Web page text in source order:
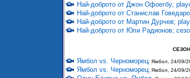
Най-доброто от Джон Офоегбу;
Най-доброто от Станислав
Най-доброто от Мартин Дурчев;
Най-доброто от Юли Радионов;
СЕЗОН
Ямбол vs. Черноморец; Ямбол, 24/09/
Ямбол vs. Черноморец; Ямбол, 24/09/